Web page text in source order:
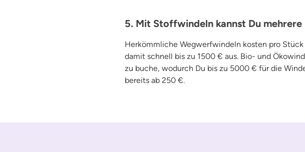
5. Mit Stoffwindeln kannst Du
Herkömmliche Wegwerfwindeln kosten pro
damit schnell bis zu 1500 € aus. Bio- und
zu buche, wodurch Du bis zu 5000 € für die
bereits ab 250 €.